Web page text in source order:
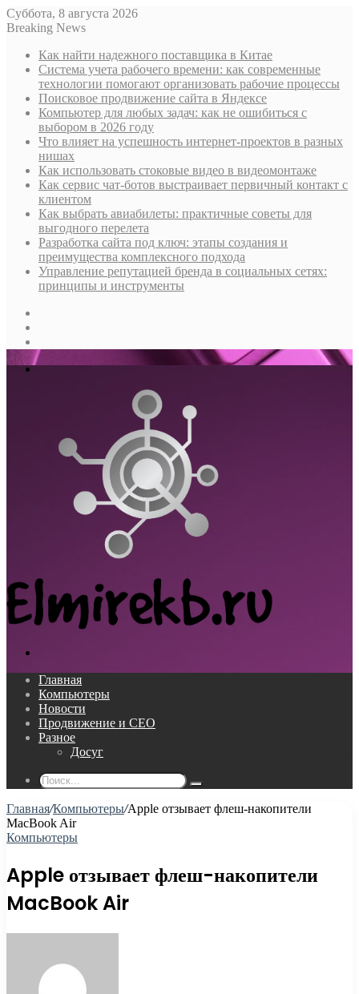
Суббота, 8 августа 2026
Breaking News
Как найти надежного поставщика в Китае
Система учета рабочего времени: как современные
технологии помогают организовать рабочие процессы
Поисковое продвижение сайта в Яндексе
Компьютер для любых задач: как не ошибиться с
выбором в 2026 году
Что влияет на успешность интернет-проектов в разных
нишах
Как использовать стоковые видео в видеомонтаже
Как сервис чат-ботов выстраивает первичный контакт с
клиентом
Как выбрать авиабилеты: практичные советы для
выгодного перелета
Разработка сайта под ключ: этапы создания и
преимущества комплексного подхода
Управление репутацией бренда в социальных сетях:
принципы и инструменты
In
Меню
Главная
Компьютеры
Новости
Продвижение и СЕО
Разное
Досуг
Поиск...
Главная/Компьютеры/Apple отзывает флеш-накопители
MacBook Air
Компьютеры
Apple отзывает флеш-накопители
MacBook Air